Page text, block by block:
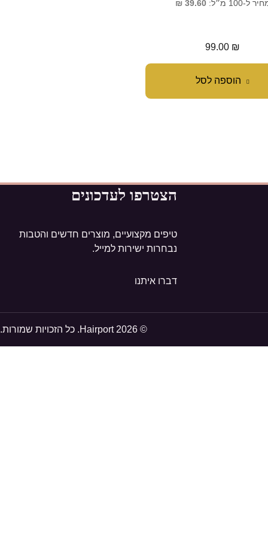
הוספה לסל
ל-100 מ״ל: 39.60
₪
99.00 ₪
הצטרפו לעדכונים
טיפים מקצועיים, מוצרים חדשים והטבות
נבחרות ישירות למייל.
דברו איתנו
© 2026 Hairport. כל הזכויות שמורות.